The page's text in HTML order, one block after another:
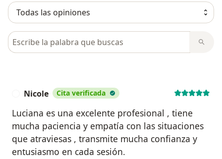
Busca en opiniones
Nicole Cita verificada
Luciana es una excelente profesional , tiene
mucha paciencia y empatía con las situaciones
que atraviesas , transmite mucha confianza y
entusiasmo en cada sesión.